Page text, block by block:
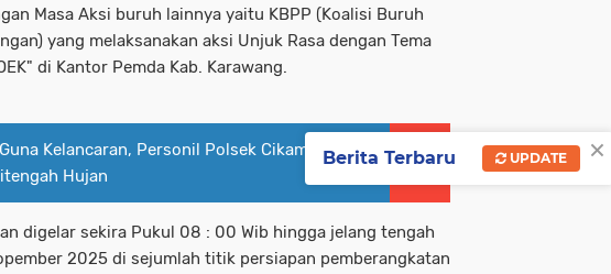
Masa Aksi buruh lainnya yaitu KBPP (Koalisi Buruh
yang melaksanakan aksi Unjuk Rasa dengan Tema
di Kantor Pemda Kab. Karawang.
Guna Kelancaran, Personil Polsek Cikampek
Hujan
digelar sekira Pukul 08 : 00 Wib hingga jelang tengah
2025 di sejumlah titik persiapan pemberangkatan
×
Berita Terbaru UPDATE